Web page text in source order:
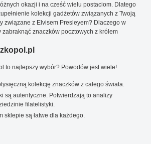
okazji i na cześć wielu postaciom. Dlatego
kolekcji gadżetów związanych z Twoją
związane z Elvisem Presleyem? Dlaczego w
zabraknąć znaczków pocztowych z królem
to najlepszy wybór? Powodów jest wiele!
kolekcję znaczków z całego świata.
są autentyczne. Potwierdzają to analizy
filatelistyki.
sklepie są łatwe dla każdego.